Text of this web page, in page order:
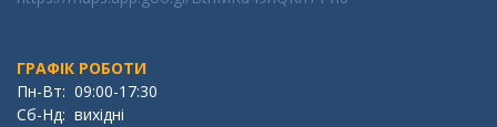
ГРАФІК РОБОТИ
Пн-Вт: 09:00-17:30
Сб-Нд: вихідні